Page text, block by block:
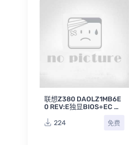
联想Z380 DAOLZ1MB6E
0 REV:E独显BIOS+EC 资
224
免费